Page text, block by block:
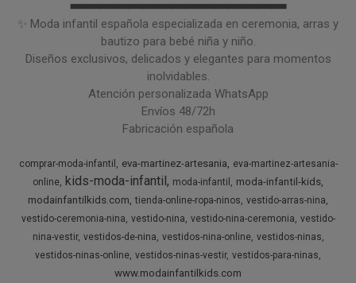
✨ Moda infantil española especializada en ceremonia, arras y
bautizo para bebé niña y niño.
Diseños exclusivos, delicados y elegantes para momentos
inolvidables.
Atención personalizada WhatsApp
Envíos 48/72h
Fabricación española
comprar-moda-infantil eva-martinez-artesania
eva-martinez-artesania-
online
kids-moda-infantil moda-infantil
moda-infantil-kids
modainfantilkids.com tienda-online-ropa-ninos vestido-arras-nina
vestido-ceremonia-nina vestido-nina vestido-nina-ceremonia vestido-
nina-vestir vestidos-de-nina vestidos-nina-online vestidos-ninas
vestidos-ninas-online vestidos-ninas-vestir vestidos-para-ninas
www.modainfantilkids.com